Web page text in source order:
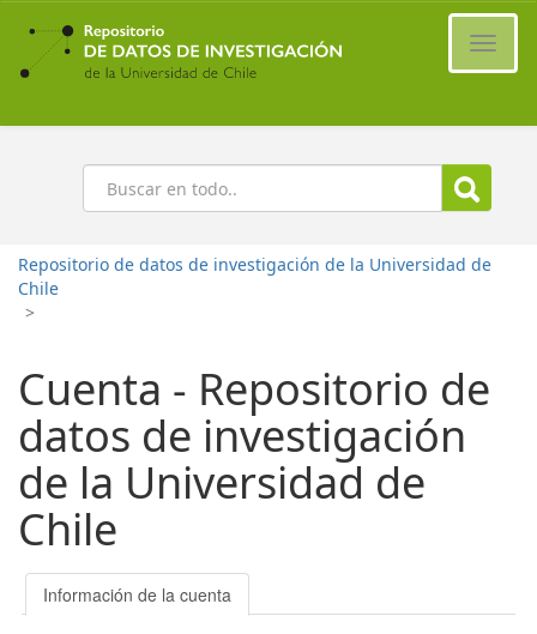
Ir
contenido
principal
Buscar
Repositorio de datos de investigación de la Universidad de
Chile
>
Cuenta - Repositorio de
datos de investigación
de la Universidad de
Chile
Información de la cuenta